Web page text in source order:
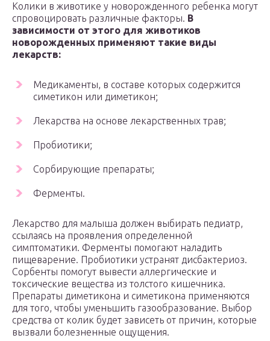
Колики в животике у новорожденного ребенка могут
спровоцировать различные факторы. В
зависимости от этого для животиков
новорожденных применяют такие виды
лекарств:
Медикаменты, в составе которых содержится
симетикон или диметикон;
Лекарства на основе лекарственных трав;
Пробиотики;
Сорбирующие препараты;
Ферменты.
Лекарство для малыша должен выбирать педиатр,
ссылаясь на проявления определенной
симптоматики. Ферменты помогают наладить
пищеварение. Пробиотики устранят дисбактериоз.
Сорбенты помогут вывести аллергические и
токсические вещества из толстого кишечника.
Препараты диметикона и симетикона применяются
для того, чтобы уменьшить газообразование. Выбор
средства от колик будет зависеть от причин, которые
вызвали болезненные ощущения.